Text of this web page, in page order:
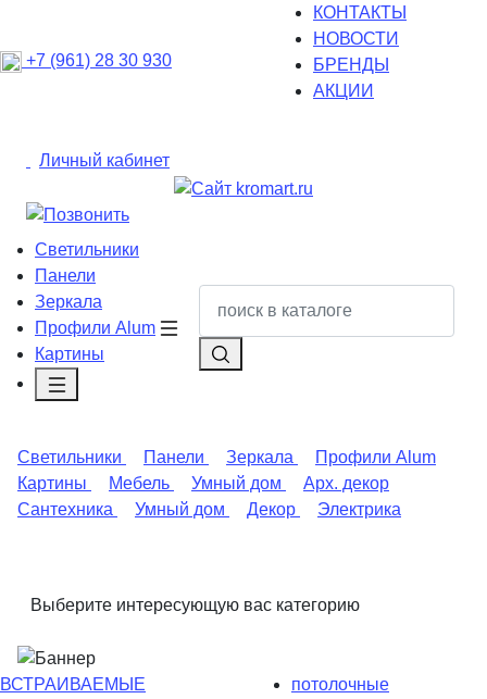
+7 (961) 28 30 930
КОНТАКТЫ
НОВОСТИ
БРЕНДЫ
АКЦИИ
Личный кабинет
Светильники
Панели
Зеркала
Профили Alum
Картины
Светильники Панели Зеркала
Профили Alum
Картины
Мебель Умный дом
Арх. декор
Сантехника
Умный дом Декор Электрика
Выберите интересующую вас категорию
ВСТРАИВАЕМЫЕ
потолочные